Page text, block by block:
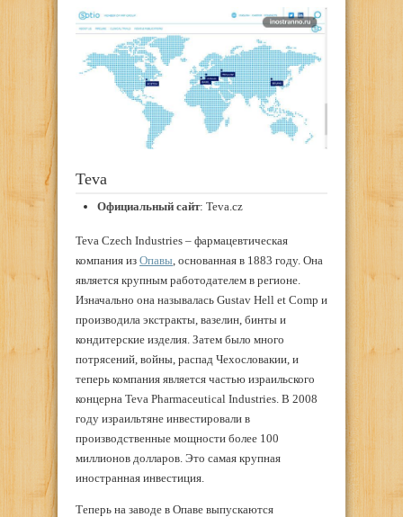
Teva
Официальный сайт: Teva.cz
Teva Czech Industries – фармацевтическая
компания из Опавы , основанная в 1883 году. Она
является крупным работодателем в регионе.
Изначально она называлась Gustav Hell et Comp и
производила экстракты, вазелин, бинты и
кондитерские изделия. Затем было много
потрясений, войны, распад Чехословакии, и
теперь компания является частью израильского
концерна Teva Pharmaceutical Industries. В 2008
году израильтяне инвестировали в
производственные мощности более 100
миллионов долларов. Это самая крупная
иностранная инвестиция.
Теперь на заводе в Опаве выпускаются